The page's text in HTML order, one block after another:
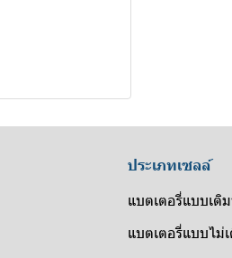
ประเภทเซลล์
แบตเตอรี่แบบเติ
แบตเตอรี่แบบไม่